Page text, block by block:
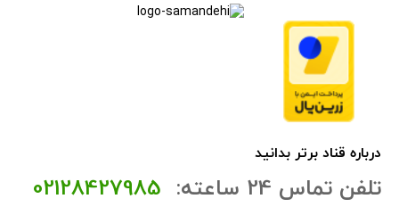
درباره قناد برتر بدانید
تلفن تماس 24 ساعته: 02128427985